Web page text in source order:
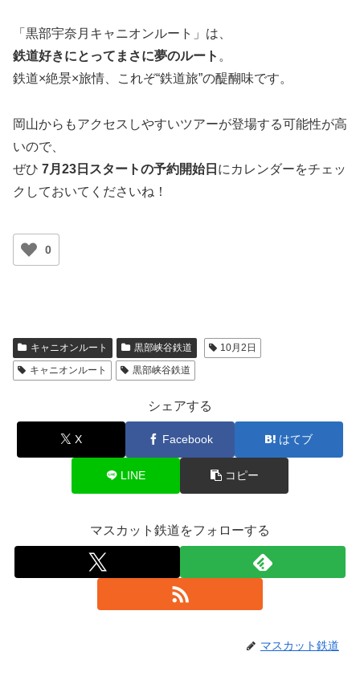
「黒部宇奈月キャニオンルート」は、
鉄道好きにとってまさに夢のルート 。
鉄道×絶景×旅情、これぞ“鉄道旅”の醍醐味です。
岡山からもアクセスしやすいツアーが登場する可能性が高
いので、
ぜひ 7月23日スタートの予約開始日 にカレンダーをチェッ
クしておいてくださいね！
0
キャニオンルート 黒部峡谷鉄道
10月2日
キャニオンルート
黒部峡谷鉄道
シェアする
X Facebook はてブ
LINE コピー
マスカット鉄道をフォローする
マスカット鉄道